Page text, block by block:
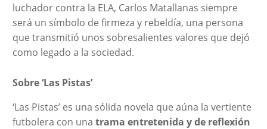
luchador contra la ELA, Carlos Matallanas siempre
será un símbolo de firmeza y rebeldía, una persona
que transmitió unos sobresalientes valores que dejó
como legado a la sociedad.
Sobre ‘Las Pistas’
‘Las Pistas’ es una sólida novela que aúna la vertiente
futbolera con una trama entretenida y de reflexión